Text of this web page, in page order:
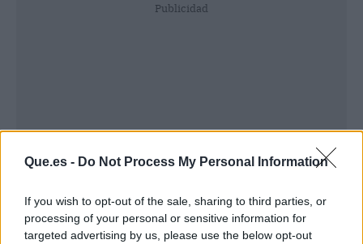
Que.es - Do Not Process My Personal Information
If you wish to opt-out of the sale, sharing to third parties, or
processing of your personal or sensitive information for
targeted advertising by us, please use the below opt-out
Publicidad